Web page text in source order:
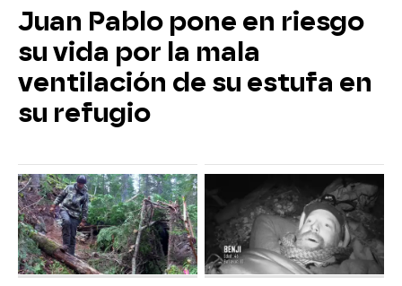
Juan Pablo pone en riesgo
su vida por la mala
ventilación de su estufa en
su refugio